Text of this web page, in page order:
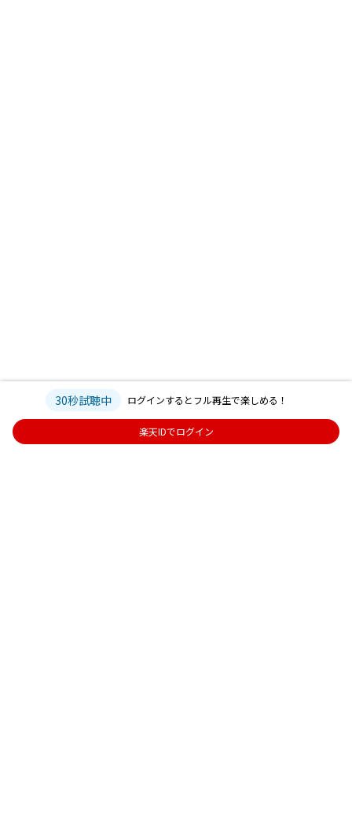
30秒試聴中 ログインするとフル再生で楽しめる！
楽天IDでログイン